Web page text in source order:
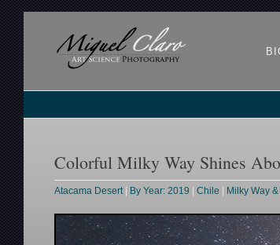
Colorful Milky Way Shines
Atacama Desert| By Year: 2019 |Chile Milky Way